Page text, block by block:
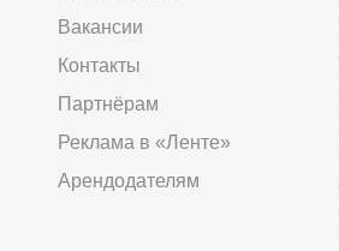
Вакансии
Контакты
Партнёрам
Реклама в «Ленте»
Арендодателям